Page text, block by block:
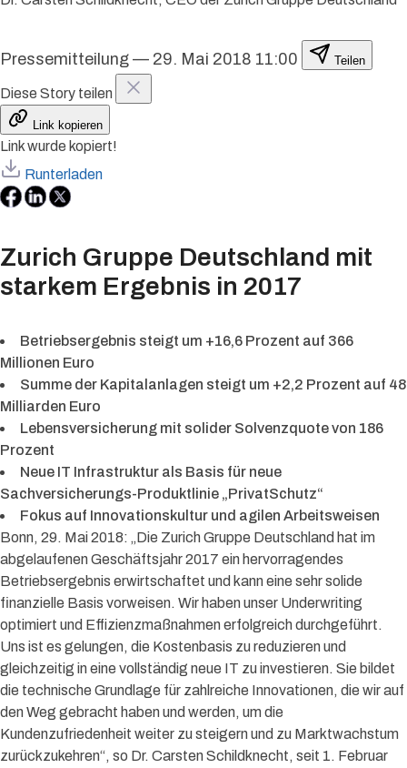
Pressemitteilung — 29. Mai 2018 11:00 Teilen
Diese Story teilen
Link kopieren
Link wurde kopiert!
Runterladen
Zurich Gruppe Deutschland mit
starkem Ergebnis in 2017
Betriebsergebnis steigt um +16,6 Prozent auf 366
Millionen Euro
Summe der Kapitalanlagen steigt um +2,2 Prozent auf 48
Milliarden Euro
Lebensversicherung mit solider Solvenzquote von 186
Prozent
Neue IT Infrastruktur als Basis für neue
Sachversicherungs-Produktlinie „PrivatSchutz“
Fokus auf Innovationskultur und agilen Arbeitsweisen
Bonn, 29. Mai 2018: „Die Zurich Gruppe Deutschland hat im
abgelaufenen Geschäftsjahr 2017 ein hervorragendes
Betriebsergebnis erwirtschaftet und kann eine sehr solide
finanzielle Basis vorweisen. Wir haben unser Underwriting
optimiert und Effizienzmaßnahmen erfolgreich durchgeführt.
Uns ist es gelungen, die Kostenbasis zu reduzieren und
gleichzeitig in eine vollständig neue IT zu investieren. Sie bildet
die technische Grundlage für zahlreiche Innovationen, die wir auf
den Weg gebracht haben und werden, um die
Kundenzufriedenheit weiter zu steigern und zu Marktwachstum
zurückzukehren“, so Dr. Carsten Schildknecht, seit 1. Februar